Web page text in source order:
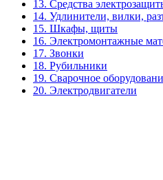
13. Средства
14. Удлинители, вилки,
15. Шкафы, щиты
16. Электромонтажные
17. Звонки
18. Рубильники
19. Сварочное
20. Электродвигатели